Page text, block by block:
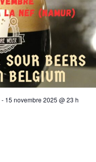
- 15 novembre 2025 @ 23 h